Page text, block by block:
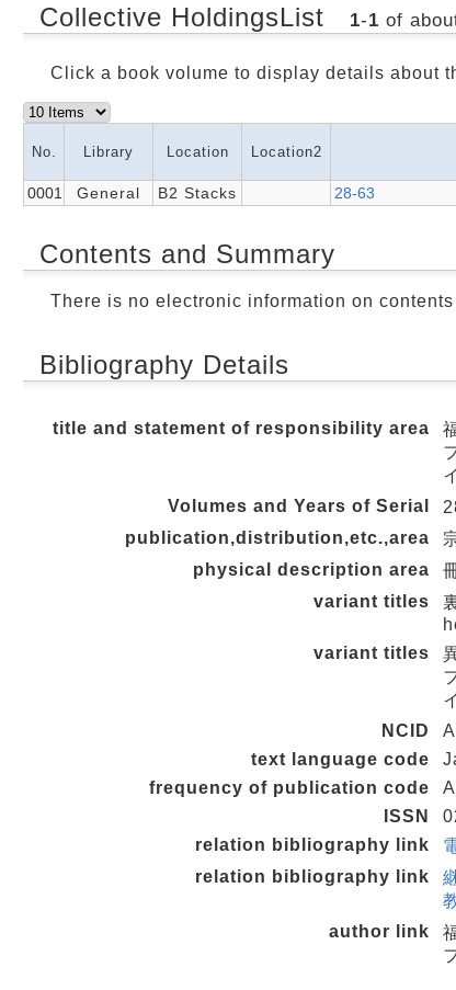
Collective HoldingsList 1-1 of
Click a book volume to display details about
No. Library Location Location2
0001 General B2 Stacks 28-63
Contents and Summary
There is no electronic information on contents
Bibliography Details
title and statement of responsibility area
Volumes and Years of Serial
publication,distribution,etc.,area
physical description area
variant titles
variant titles
NCID
text language code
frequency of publication code
ISSN
relation bibliography link
relation bibliography link
author link